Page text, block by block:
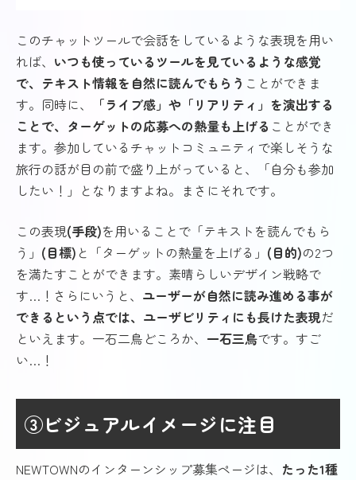
このチャットツールで会話をしているような表現を用い
れば、 いつも使っているツールを見ているような感覚
で、テキスト情報を自然に読んでもらう ことができま
す。同時に、
「ライブ感」や「リアリティ」を演出する
ことで、ターゲットの応募への熱量も上げる ことができ
ます。参加しているチャットコミュニティで楽しそうな
旅行の話が目の前で盛り上がっていると、「自分も参加
したい！」となりますよね。まさにそれです。
この表現(手段)を用いることで「テキストを読んでもら
う」 (目標) と「ターゲットの熱量を上げる」 (目的)の2つ
を満たすことができます。素晴らしいデザイン戦略で
す…！さらにいうと、 ユーザーが自然に読み進める事が
できるという点では、ユーザビリティにも長けた表現だ
といえます。一石二鳥どころか、 一石三鳥です。すご
い…！
③ビジュアルイメージに注目
NEWTOWNのインターンシップ募集ページは、 たった1種